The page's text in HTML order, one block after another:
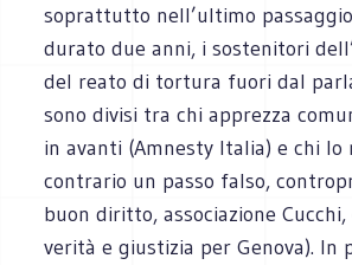
soprattutto nell’ultimo
durato due anni, i sostenitori
del reato di tortura fuori dal
sono divisi tra chi apprezza
in avanti (Amnesty Italia) e chi lo
contrario un passo falso,
buon diritto, associazione
verità e giustizia per Genova). In